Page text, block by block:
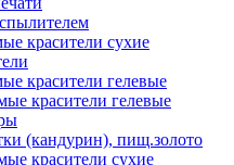
красители сухие
красители гелевые
красители гелевые
(кандурин), пищ.золото
красители сухие